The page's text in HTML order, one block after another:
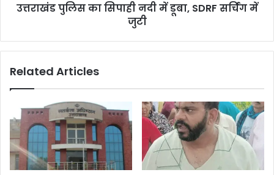
उत्तराखंड पुलिस का सिपाही नदी में डूबा, SDRF सर्चिंग में
जुटी
Related Articles